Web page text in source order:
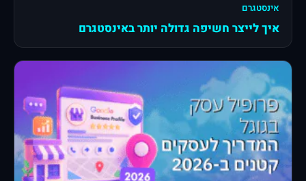
אינסטגרם
איך לייצר חשיפה גדולה יותר באינסטגרם